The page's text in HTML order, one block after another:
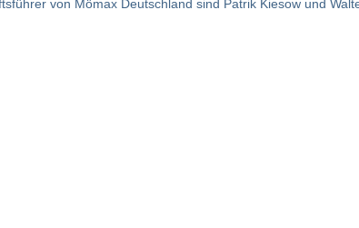
von Mömax Deutschland sind Patrik Kiesow und